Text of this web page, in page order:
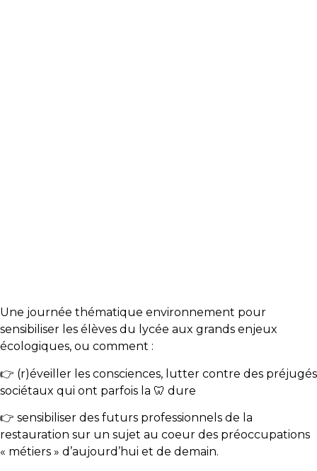
Une journée thématique environnement pour
sensibiliser les élèves du lycée aux grands enjeux
écologiques, ou comment :
👉 (r)éveiller les consciences, lutter contre des préjugés
sociétaux qui ont parfois la 🦷 dure
👉 sensibiliser des futurs professionnels de la
restauration sur un sujet au coeur des préoccupations
« métiers » d’aujourd’hui et de demain.